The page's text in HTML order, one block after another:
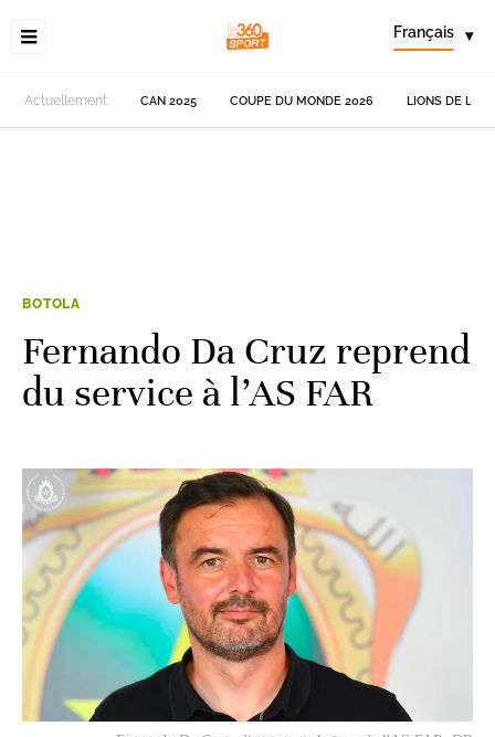
Français ▾
Actuellement CAN 2025 COUPE DU MONDE 2026 LIONS DE
BOTOLA
Fernando Da Cruz reprend
du service à l’AS FAR